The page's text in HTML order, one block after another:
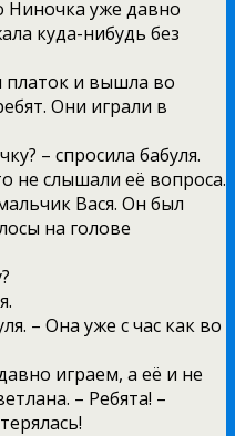
Ниночка уже давно
куда-нибудь без
платок и вышла во
Они играли в
– спросила бабуля.
не слышали её вопроса.
Вася. Он был
на голове
– Она уже с час как во
играем, а её и не
– Ребята! –